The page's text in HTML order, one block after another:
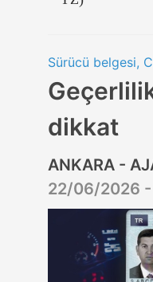
Sürücü belgesi,
dikkat
ANKARA -
22/06/2026